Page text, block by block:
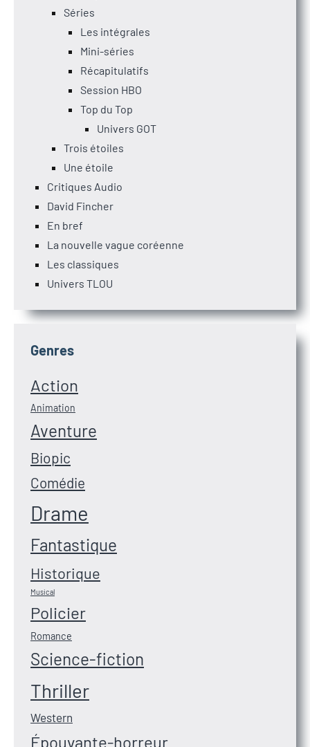
Séries
Les intégrales
Mini-séries
Récapitulatifs
Session HBO
Top du Top
Univers GOT
Trois étoiles
Une étoile
Critiques Audio
David Fincher
En bref
La nouvelle vague coréenne
Les classiques
Univers TLOU
Genres
Action
Animation
Aventure
Biopic
Comédie
Drame
Fantastique
Historique
Musical
Policier
Romance
Science-fiction
Thriller
Western
Épouvante-horreur